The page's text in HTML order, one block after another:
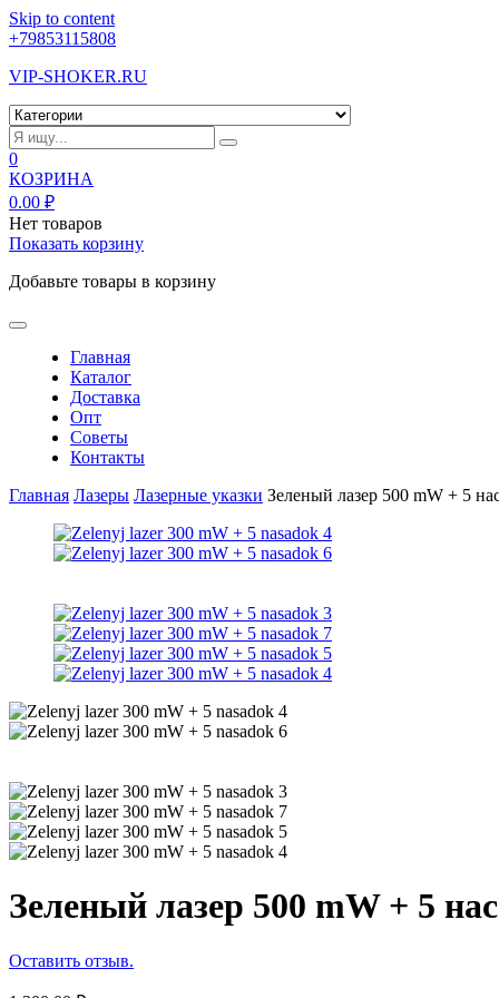
Skip to content
+79853115808
VIP-SHOKER.RU
0
КОЗРИНА
0.00 ₽
Нет товаров
Показать корзину
Добавьте товары в корзину
Главная
Каталог
Доставка
Опт
Советы
Контакты
Главная Лазеры Лазерные указки Зеленый лазер 500 mW + 5
Зеленый лазер 500 mW + 5
Оставить отзыв.